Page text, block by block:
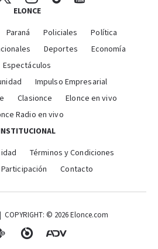
ELONCE
Paraná Policiales
Política
Deportes
Economía
Espectáculos
Impulso Empresarial
Clasionce
Elonce en vivo
Radio en vivo
Términos y Condiciones
Contacto
COPYRIGHT: © 2026 Elonce.com